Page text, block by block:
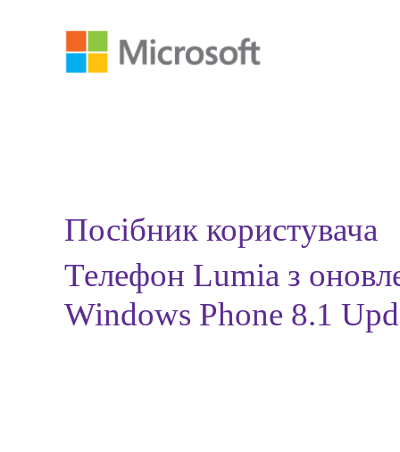
Посібник користувача
Телефон Lumia з
Windows Phone 8.1